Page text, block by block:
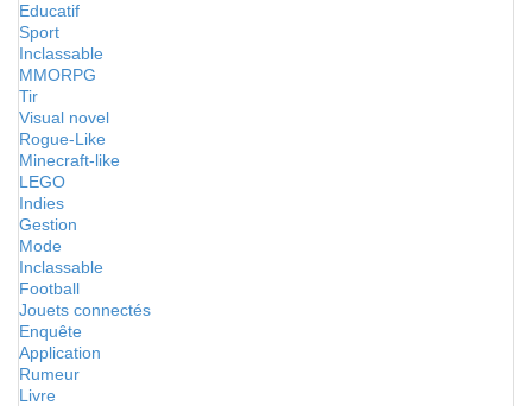
Educatif
Sport
Inclassable
MMORPG
Tir
Visual novel
Rogue-Like
Minecraft-like
LEGO
Indies
Gestion
Mode
Inclassable
Football
Jouets connectés
Enquête
Application
Rumeur
Livre